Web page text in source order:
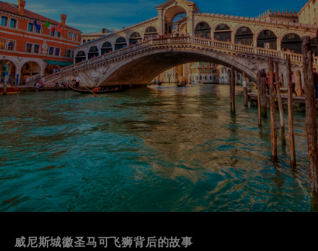
威尼斯城徽圣马可飞狮背后的故事